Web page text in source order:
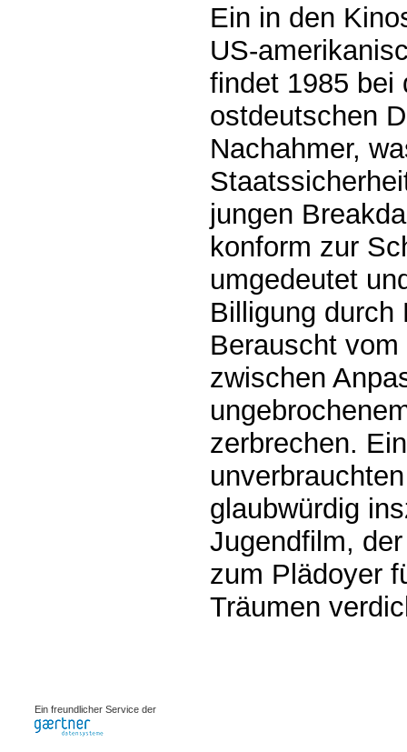
Ein in den
US-
findet 1985 bei
ostdeutschen
Nachahmer,
jungen
konform zur
umgedeutet
Billigung durch
Berauscht
zwischen
zerbrechen.
glaubwürdig
Jugendfilm,
zum Plädoyer
Träumen
Ein freundlicher Service der